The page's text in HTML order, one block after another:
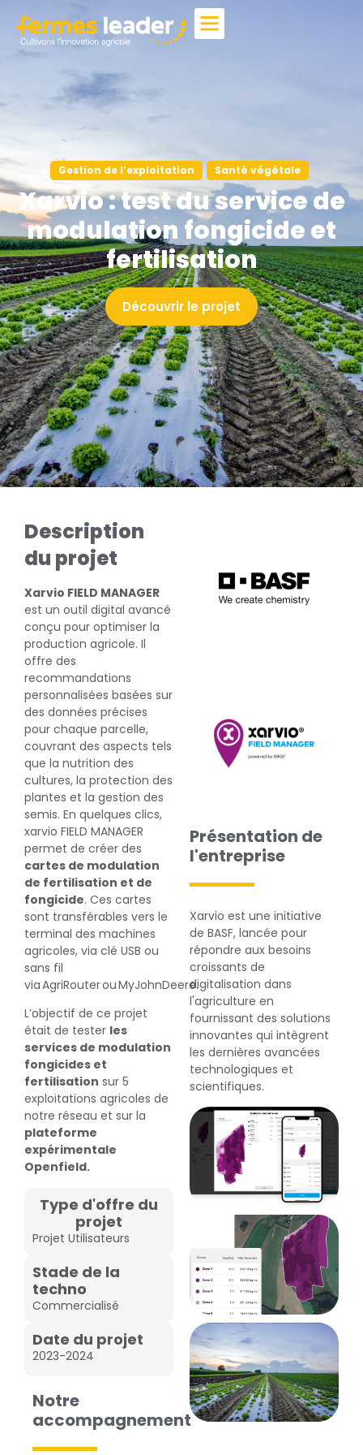
Gestion de l’exploitation Santé végétale
Xarvio : test du service de
modulation fongicide et
fertilisation
Découvrir le projet
Description
du projet
Xarvio FIELD MANAGER
est un outil digital avancé
conçu pour optimiser la
production agricole. Il
offre des
recommandations
personnalisées basées sur
des données précises
pour chaque parcelle,
couvrant des aspects tels
que la nutrition des
cultures, la protection des
plantes et la gestion des
semis. En quelques clics,
xarvio FIELD MANAGER
permet de créer des
cartes de modulation
de fertilisation et de
fongicide. Ces cartes
sont transférables vers le
terminal des machines
agricoles, via clé USB ou
sans fil
via AgriRouter ou MyJohnDeere.
L’objectif de ce projet
était de tester les
services de modulation
fongicides et
fertilisation sur 5
exploitations agricoles de
notre réseau et sur la
plateforme
expérimentale
Openfield.
Type d'offre du
projet
Projet Utilisateurs
Stade de la
techno
Commercialisé
Date du projet
2023-2024
Notre
accompagnement
Présentation de
l'entreprise
Xarvio est une initiative
de BASF, lancée pour
répondre aux besoins
croissants de
digitalisation dans
l'agriculture en
fournissant des solutions
innovantes qui intègrent
les dernières avancées
technologiques et
scientifiques.